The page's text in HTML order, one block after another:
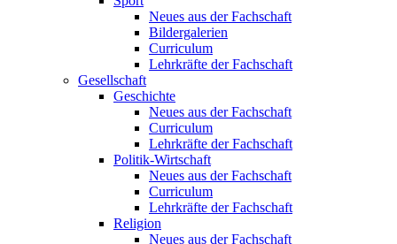
Neues aus der Fachschaft
Bildergalerien
Curriculum
Lehrkräfte der Fachschaft
Gesellschaft
Geschichte
Neues aus der Fachschaft
Curriculum
Lehrkräfte der Fachschaft
Politik-Wirtschaft
Neues aus der Fachschaft
Curriculum
Lehrkräfte der Fachschaft
Religion
Neues aus der Fachschaft